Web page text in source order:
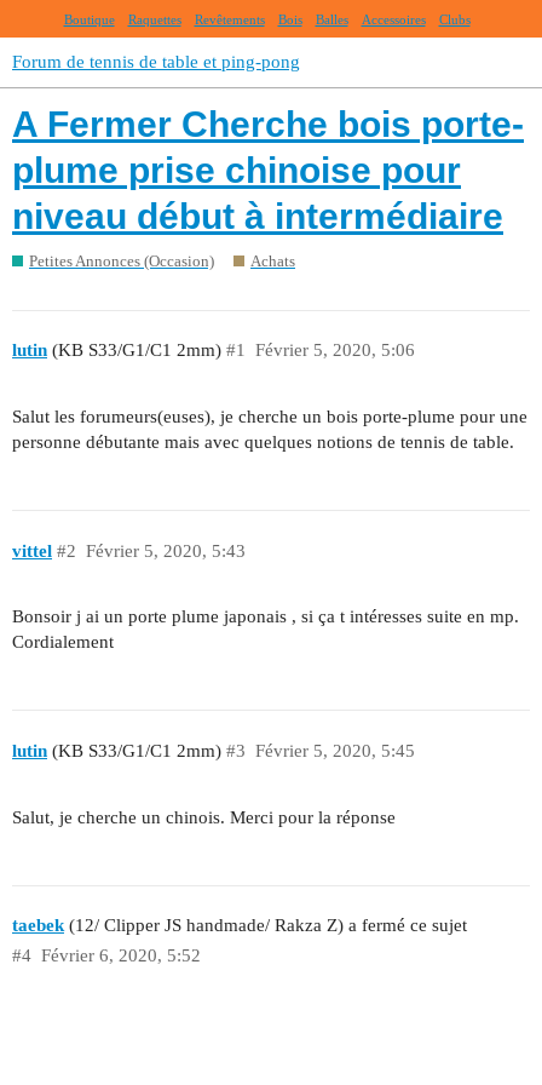
Boutique Raquettes Revêtements Bois Balles Accessoires Clubs
Forum de tennis de table et ping-pong
A Fermer Cherche bois porte-
plume prise chinoise pour
niveau début à intermédiaire
Petites Annonces (Occasion) Achats
lutin (KB S33/G1/C1 2mm) Février 5, 2020, 5:06
#1
Salut les forumeurs(euses), je cherche un bois porte-plume pour une
personne débutante mais avec quelques notions de tennis de table.
vittel Février 5, 2020, 5:43
#2
Bonsoir j ai un porte plume japonais , si ça t intéresses suite en mp.
Cordialement
lutin (KB S33/G1/C1 2mm) Février 5, 2020, 5:45
#3
Salut, je cherche un chinois. Merci pour la réponse
taebek (12/ Clipper JS handmade/ Rakza Z) a fermé ce sujet
Février 6, 2020, 5:52
#4